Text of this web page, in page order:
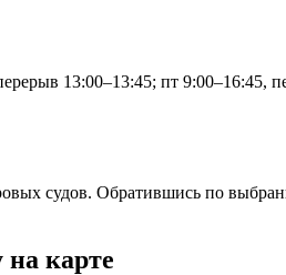
13:00–13:45; пт 9:00–16:45,
судов. Обратившись по
на карте